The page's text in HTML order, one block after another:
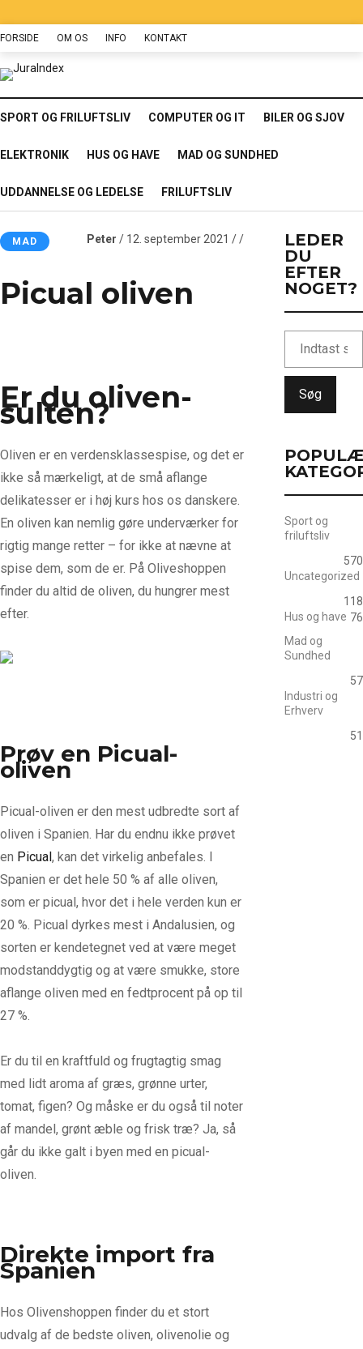
FORSIDE OM OS INFO KONTAKT
SPORT OG FRILUFTSLIV COMPUTER OG IT BILER OG SJOV
ELEKTRONIK HUS OG HAVE MAD OG SUNDHED
UDDANNELSE OG LEDELSE FRILUFTSLIV
MAD Peter / 12. september 2021 / /
Picual oliven
Er du oliven-
sulten?
Oliven er en verdensklassespise, og det er
ikke så mærkeligt, at de små aflange
delikatesser er i høj kurs hos os danskere.
En oliven kan nemlig gøre underværker for
rigtig mange retter – for ikke at nævne at
spise dem, som de er. På Oliveshoppen
finder du altid de oliven, du hungrer mest
efter.
Prøv en Picual-
oliven
Picual-oliven er den mest udbredte sort af
oliven i Spanien. Har du endnu ikke prøvet
en Picual, kan det virkelig anbefales. I
Spanien er det hele 50 % af alle oliven,
som er picual, hvor det i hele verden kun er
20 %. Picual dyrkes mest i Andalusien, og
sorten er kendetegnet ved at være meget
modstanddygtig og at være smukke, store
aflange oliven med en fedtprocent på op til
27 %.
Er du til en kraftfuld og frugtagtig smag
med lidt aroma af græs, grønne urter,
tomat, figen? Og måske er du også til noter
af mandel, grønt æble og frisk træ? Ja, så
går du ikke galt i byen med en picual-
oliven.
Direkte import fra
Spanien
Hos Olivenshoppen finder du et stort
udvalg af de bedste oliven, olivenolie og
LEDER
DU
EFTER
NOGET?
Søg
Sport og
friluftsliv
570
Uncategorized
118
Hus og have 76
Mad og
Sundhed
57
Industri og
Erhverv
51